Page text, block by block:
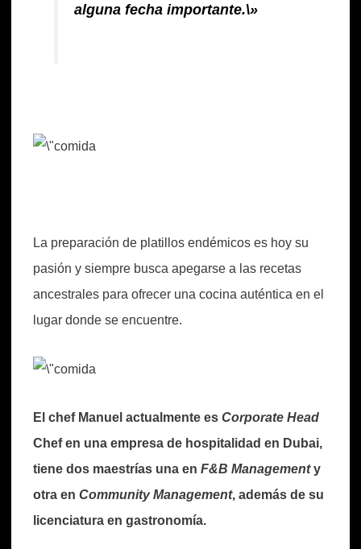
alguna fecha importante.\»
La preparación de platillos endémicos es hoy su
pasión y siempre busca apegarse a las recetas
ancestrales para ofrecer una cocina auténtica en el
lugar donde se encuentre.
El chef Manuel actualmente es Corporate Head
Chef en una empresa de hospitalidad en Dubai,
tiene dos maestrías una en F&B Managementy
otra en Community Management, además de su
licenciatura en gastronomía.